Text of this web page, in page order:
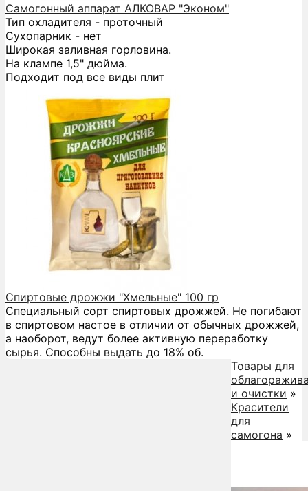
Самогонный аппарат АЛКОВАР "Эконом"
Тип охладителя - проточный
Сухопарник - нет
Широкая заливная горловина.
На клампе 1,5" дюйма.
Подходит под все виды плит
Спиртовые дрожжи "Хмельные" 100 гр
Специальный сорт спиртовых дрожжей. Не погибают
в спиртовом настое в отличии от обычных дрожжей,
а наоборот, ведут более активную переработку
сырья. Способны выдать до 18% об.
Товары для
и очистки »
Красители
для
самогона »